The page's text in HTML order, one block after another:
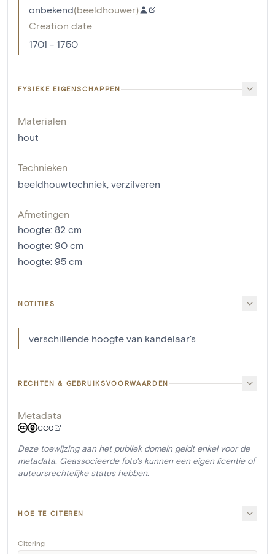
onbekend(beeldhouwer)
Creation date
1701 - 1750
FYSIEKE EIGENSCHAPPEN
Materialen
hout
Technieken
beeldhouwtechniek, verzilveren
Afmetingen
hoogte: 82 cm
hoogte: 90 cm
hoogte: 95 cm
NOTITIES
verschillende hoogte van kandelaar's
RECHTEN & GEBRUIKSVOORWAARDEN
Metadata
CC0
Deze toewijzing aan het publiek domein geldt enkel voor de
metadata. Geassocieerde foto's kunnen een eigen licentie of
auteursrechtelijke status hebben.
HOE TE CITEREN
Citering